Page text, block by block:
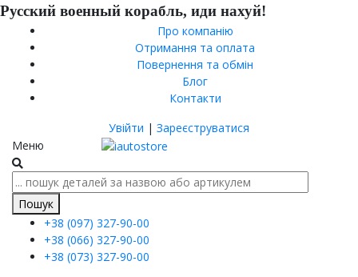
Русский военный корабль, иди нахуй!
Про компанію
Отримання та оплата
Повернення та обмін
Блог
Контакти
Увійти | Зареєструватися
Меню
Пошук
+38 (097) 327-90-00
+38 (066) 327-90-00
+38 (073) 327-90-00